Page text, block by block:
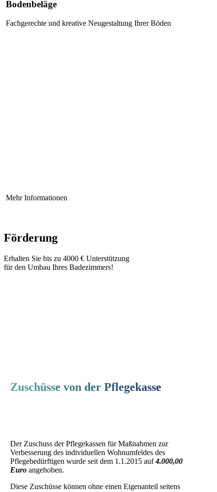
Bodenbeläge
Fachgerechte und kreative Neugestaltung Ihrer Böden
Mehr Informationen
Förderung
Erhalten Sie bis zu 4000 € Unterstützung
für den Umbau Ihres Badezimmers!
Zuschüsse von der Pflegekasse
Der Zuschuss der Pflegekassen für Maßnahmen zur
Verbesserung des individuellen Wohnumfeldes des
Pflegebedürftigen wurde seit dem 1.1.2015 auf4.000,00
Euro angehoben.
Diese Zuschüsse können ohne einen Eigenanteil seitens